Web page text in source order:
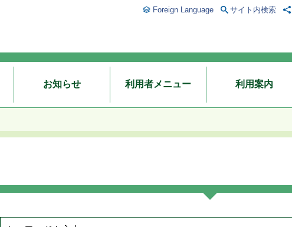
Foreign Language サイト内検索
お知らせ 利用者メニュー 利用案内